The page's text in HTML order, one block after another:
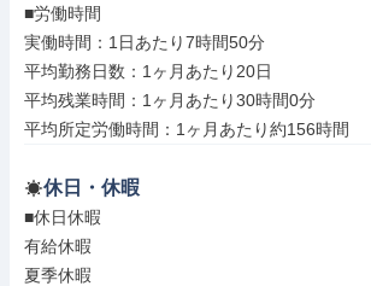
■労働時間
実働時間：1日あたり7時間50分
平均勤務日数：1ヶ月あたり20日
平均残業時間：1ヶ月あたり30時間0分
平均所定労働時間：1ヶ月あたり約156時間
休日・休暇
■休日休暇
有給休暇
夏季休暇